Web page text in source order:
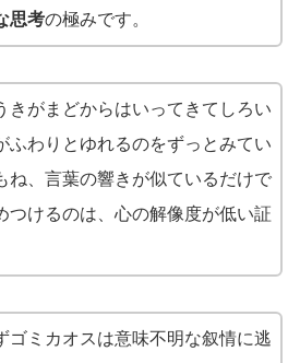
思考の極みです。
きがまどからはいってきてしろい
ふわりとゆれるのをずっとみてい
、言葉の響きが似ているだけで
つけるのは、心の解像度が低い証
ゴミカオスは意味不明な叙情に逃